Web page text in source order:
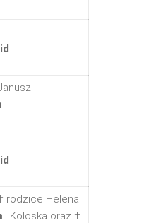
rodzice Helena i
Koloska oraz †